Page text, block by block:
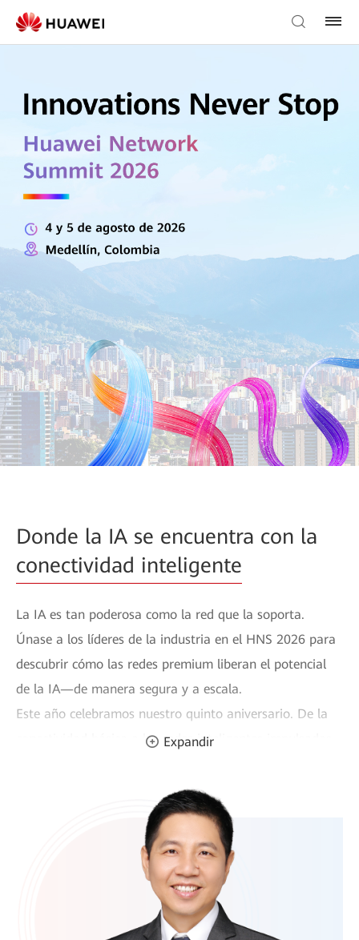
Donde la IA se encuentra con la
conectividad inteligente
La IA es tan poderosa como la red que la soporta.
Únase a los líderes de la industria en el HNS 2026 para
descubrir cómo las redes premium liberan el potencial
de la IA—de manera segura y a escala.
Este año celebramos nuestro quinto aniversario. De la
conectividad básica a las redes inteligentes impulsadas
digital. Bajo el lema «Xinghe Intelligent Network,
Innovations Never Stop», visionarios globales
convergerán para explorar tecnologías de vanguardia,
tendencias emergentes y oportunidades de negocio
Asegure su ventaja competitiva. Nos vemos en
Expandir